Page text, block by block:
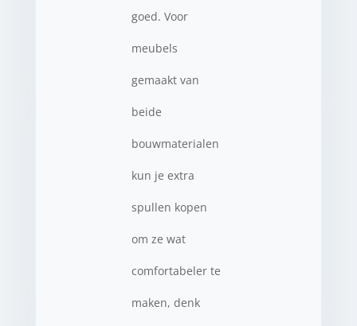
goed. Voor
meubels
gemaakt van
beide
bouwmaterialen
kun je extra
spullen kopen
om ze wat
comfortabeler te
maken, denk